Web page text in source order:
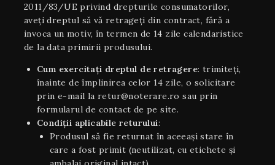
2011/83/UE privind drepturile consumatorilor,
aveți dreptul să vă retrageți din contract, fără a
invoca un motiv, în termen de 14 zile calendaristice
de la data primirii produsului.
Cum exercitați dreptul de retragere: trimiteți,
înainte de împlinirea celor 14 zile, o solicitare
prin e-mail la retur@noterare.ro sau prin
formularul de contact de pe site.
Condiţii aplicabile returului:
Produsul să fie returnat în aceeaşi stare în
care a fost primit (neutilizat, cu etichete și